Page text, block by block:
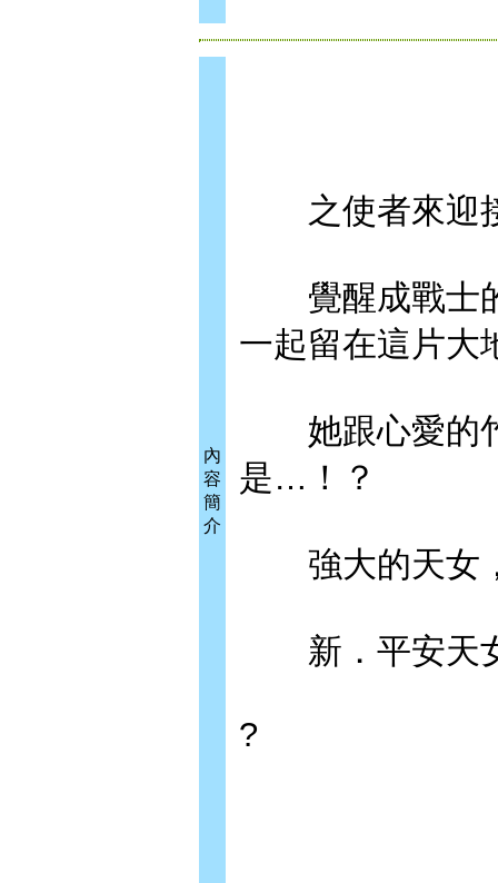
內
容
簡
介
之使者來迎接
覺醒成戰士的
一起留在這片大
她跟心愛的竹
是…！？
強大的天女
新．平安天女
?